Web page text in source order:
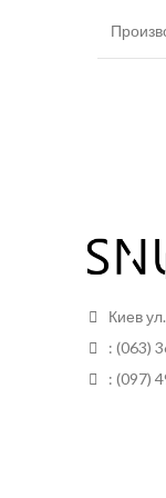
Грамм в
Киев
: (063)
: (097)